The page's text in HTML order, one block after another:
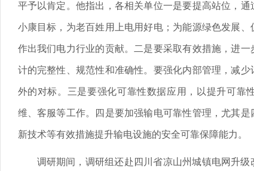
平予以肯定。他指出，各相关单位一是要提高站位，
小康目标，为老百姓用上电用好电；为能源绿色发展
作出我们电力行业的贡献。二是要采取有效措施，进
计的完整性、规范性和准确性。要强化内部管理，减
外的对标。三是要强化可靠性数据应用，以提升可靠
维、客服等工作。四是要加强输电可靠性管理，尤其
新技术等有效措施提升输电设施的安全可靠保障能力。
调研期间，调研组还赴四川省凉山州城镇电网升